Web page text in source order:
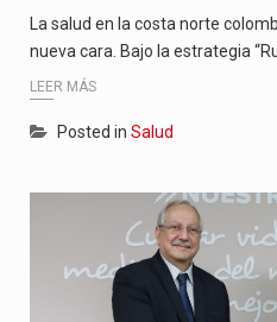
La salud en la costa norte
nueva cara. Bajo la estrategia
LEER MÁS
Posted in Salud